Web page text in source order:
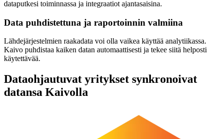
dataputkesi toiminnassa ja integraatiot ajantasaisina.
Data puhdistettuna ja raportoinnin valmiina
Lähdejärjestelmien raakadata voi olla vaikea käyttää analytiikassa.
Kaivo puhdistaa kaiken datan automaattisesti ja tekee siitä helposti
käytettävää.
Dataohjautuvat yritykset synkronoivat
datansa Kaivolla